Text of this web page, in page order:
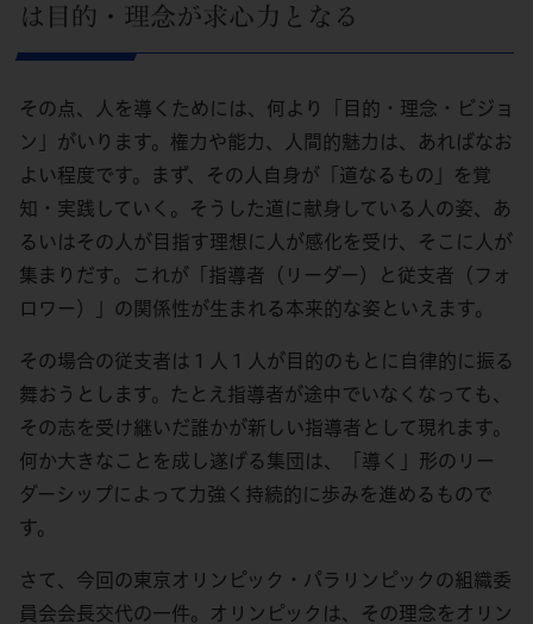
は目的・理念が求心力となる
その点、人を導くためには、何より「目的・理念・ビジョ
ン」がいります。権力や能力、人間的魅力は、あればなお
よい程度です。まず、その人自身が「道なるもの」を覚
知・実践していく。そうした道に献身している人の姿、あ
るいはその人が目指す理想に人が感化を受け、そこに人が
集まりだす。これが「指導者（リーダー）と従支者（フォ
ロワー）」の関係性が生まれる本来的な姿といえます。
その場合の従支者は１人１人が目的のもとに自律的に振る
舞おうとします。たとえ指導者が途中でいなくなっても、
その志を受け継いだ誰かが新しい指導者として現れます。
何か大きなことを成し遂げる集団は、「導く」形のリー
ダーシップによって力強く持続的に歩みを進めるもので
す。
さて、今回の東京オリンピック・パラリンピックの組織委
員会会長交代の一件。オリンピックは、その理念をオリン